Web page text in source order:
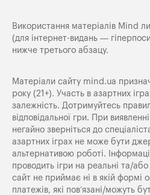
Використання матеріалів Mind
(для інтернет-видань —
нижче третього абзацу.
Матеріали сайту mind.ua
року (21+). Участь в азартних
залежність. Дотримуйтесь
відповідальної гри. При
негайно зверніться до
азартних іграх не може бути
альтернативою роботі.
проводить ігри на реальні та/або
сайт не приймає ні в якій формі
платежів, які пов’язані/можуть